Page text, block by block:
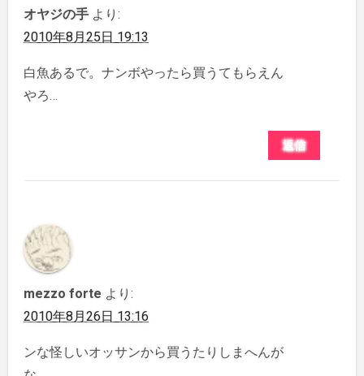
オヤジの手 より:
2010年8月25日 19:13
白魚あるで。ナンボやったら買うてもらえん
やろ…
返信
mezzo forte より:
2010年8月26日 13:16
ンな怪しいオッサンから買うたりしまへんが